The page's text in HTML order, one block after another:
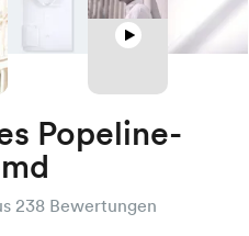
Popeline-
238 Bewertungen